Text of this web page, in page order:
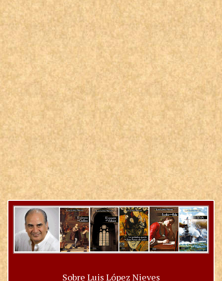
Sobre Luis López Nieves